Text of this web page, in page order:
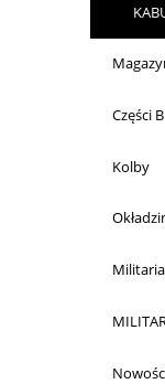
Części
Kolby